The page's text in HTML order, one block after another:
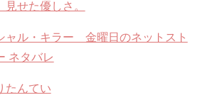
見せた優しさ。
ャル・キラー 金曜日のネットスト
ネタバレ
たんてい